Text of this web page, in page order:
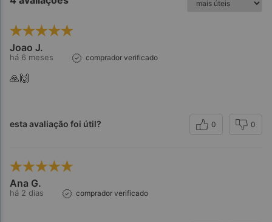
Joao J.
há 6 meses comprador verificado
🙏🙌
esta avaliação foi útil? 0 0
Ana G.
há 2 dias comprador verificado